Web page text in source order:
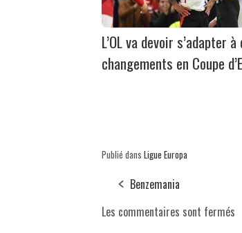
L’OL va devoir s’adapter
changements en Coupe
Publié dans Ligue Europa
Benzemania
Les commentaires sont fermés